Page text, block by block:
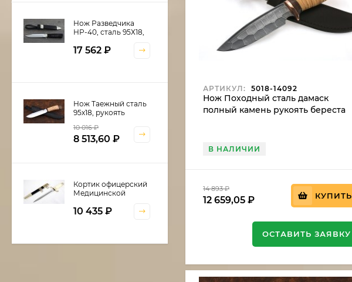
АРТИКУЛ: 5018-14092
Нож Походный сталь дамаск
полный камень рукоять береста
В НАЛИЧИИ
14 893₽
12 659,05 ₽ КУПИТЬ
ОСТАВИТЬ ЗАЯВКУ
Нож Разведчика
НР-40, сталь 95Х18,
черный граб,
17 562 ₽
Нож Таежный сталь
95х18, рукоять
10 016₽
8 513,60 ₽
Кортик офицерский
Медицинской
10 435 ₽